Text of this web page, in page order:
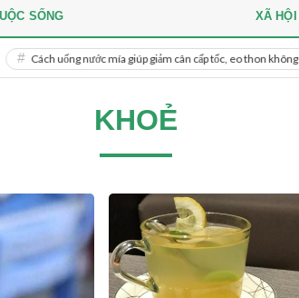
nước mía giúp giảm cân cấp tốc, eo thon không hại sức khỏe
SỐNG XÃ HỘI
KHOẺ